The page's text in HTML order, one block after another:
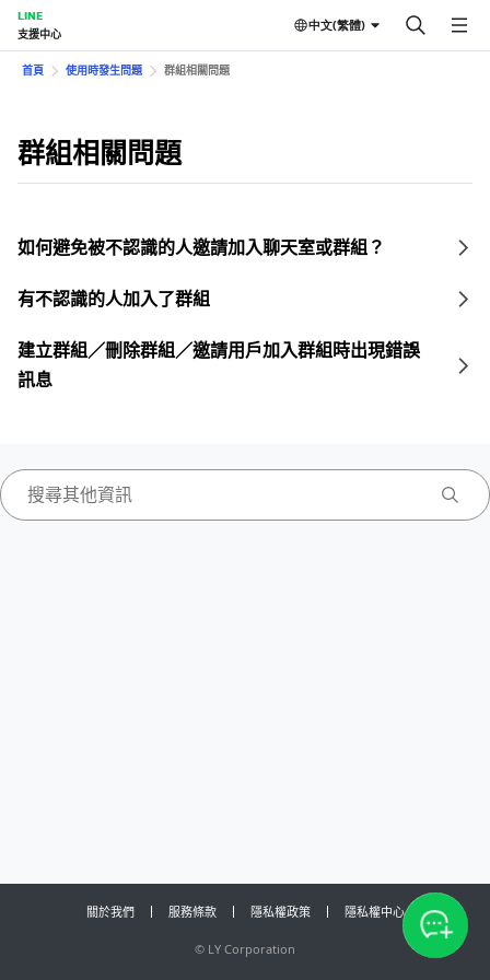
LINE
支援中心
中文(繁體)
首頁 使用時發生問題 群組相關問題
群組相關問題
如何避免被不認識的人邀請加入聊天室或群組？
有不認識的人加入了群組
建立群組／刪除群組／邀請用戶加入群組時出現錯誤
訊息
關於我們 服務條款 隱私權政策 隱私權中心
© LY Corporation